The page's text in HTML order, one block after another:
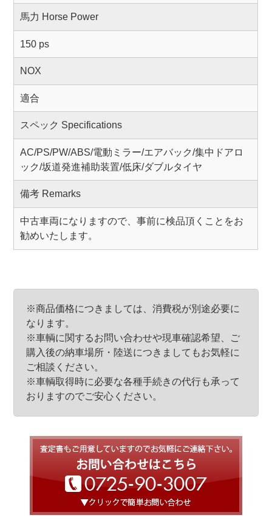
馬力 Horse Power
150 ps
NOX
適合
スペック Specifications
AC/PS/PW/ABS/電動ミラー/エアバック/集中ドアロ
ック/坂道発進補助装置/低床/ダブルタイヤ
備考 Remarks
中古車両になりますので、事前に検品頂くことをお
勧めいたします。
※商品価格につきましては、消費税が別途必要に
なります。
※車輌に関するお問い合わせや現車確認希望、ご
購入後の納車場所・陸送につきましてもお気軽に
ご相談ください。
※車輌取得時に必要な各種手続きの代行も承って
おりますのでご安心ください。